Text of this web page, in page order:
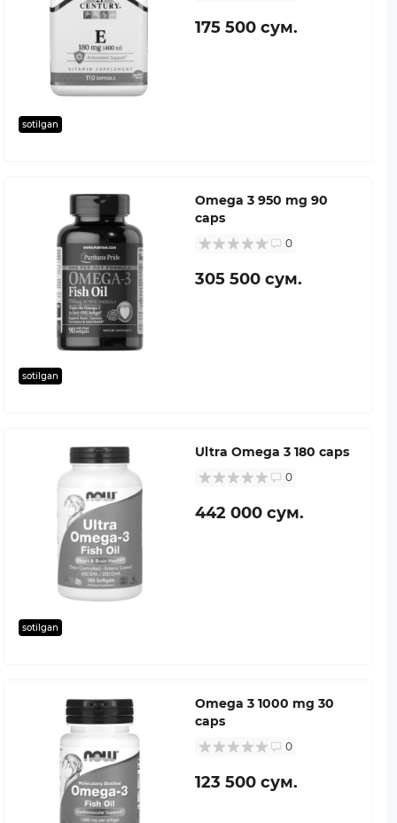
sotilgan
175 500 сум.
sotilgan
Omega 3 950 mg 90
caps
0
305 500 сум.
sotilgan
Ultra Omega 3 180 caps
0
442 000 сум.
Omega 3 1000 mg 30
caps
0
123 500 сум.